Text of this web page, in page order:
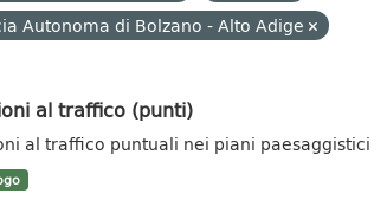
Autonoma di Bolzano - Alto Adige
al traffico (punti)
al traffico puntuali nei piani paesaggistici